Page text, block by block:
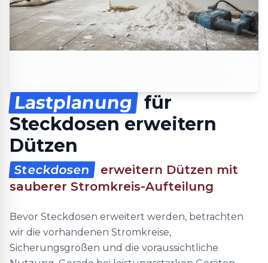
Lastplanung für
Steckdosen erweitern
Dützen
Steckdosen
erweitern Dützen mit
sauberer Stromkreis-Aufteilung
Bevor Steckdosen erweitert werden, betrachten
wir die vorhandenen Stromkreise,
Sicherungsgrößen und die voraussichtliche